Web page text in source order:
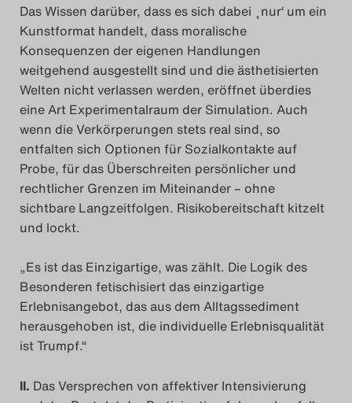
Das Wissen darüber, dass es sich dabei ¸nur‘ um ein
Kunstformat handelt, dass moralische
Konsequenzen der eigenen Handlungen
weitgehend ausgestellt sind und die ästhetisierten
Welten nicht verlassen werden, eröffnet überdies
eine Art Experimentalraum der Simulation. Auch
wenn die Verkörperungen stets real sind, so
entfalten sich Optionen für Sozialkontakte auf
Probe, für das Überschreiten persönlicher und
rechtlicher Grenzen im Miteinander – ohne
sichtbare Langzeitfolgen. Risikobereitschaft kitzelt
und lockt.
„Es ist das Einzigartige, was zählt. Die Logik des
Besonderen fetischisiert das einzigartige
Erlebnisangebot, das aus dem Alltagssediment
herausgehoben ist, die individuelle Erlebnisqualität
ist Trumpf.“
II. Das Versprechen von affektiver Intensivierung